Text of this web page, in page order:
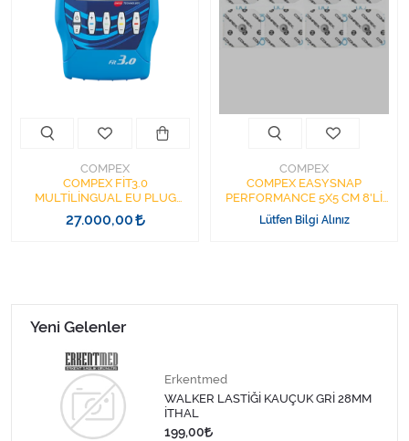
Tıbbi Tekstil Ürünleri
Varis Çorapları
Tüm Kategorileri Gör
COMPEX
COMPEX FİT3.0
MULTİLİNGUAL EU PLUG
TENS CİHAZI
27.000,00
COMPEX
COMPEX EASYSNAP
PERFORMANCE 5X5 CM 8'Lİ
ÇITÇITLI TENS PALETİ
Lütfen Bilgi Alınız
Yeni Gelenler
Erkentmed
WALKER LASTİĞİ KAUÇUK GRİ 28MM
İTHAL
199,00